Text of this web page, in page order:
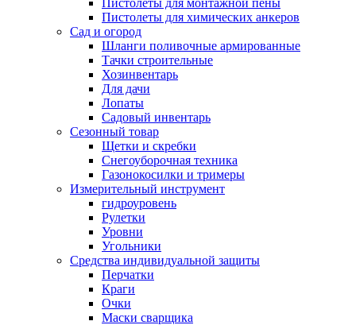
Пистолеты для химических анкеров
Сад и огород
Шланги поливочные армированные
Тачки строительные
Хозинвентарь
Для дачи
Лопаты
Садовый инвентарь
Сезонный товар
Щетки и скребки
Снегоуборочная техника
Газонокосилки и тримеры
Измерительный инструмент
гидроуровень
Рулетки
Уровни
Угольники
Средства индивидуальной защиты
Перчатки
Краги
Очки
Маски сварщика